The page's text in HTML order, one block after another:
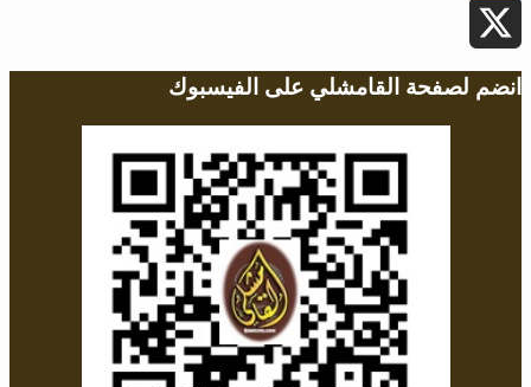
Twitter
X
انضم لصفحة القامشلي على الفيسبوك